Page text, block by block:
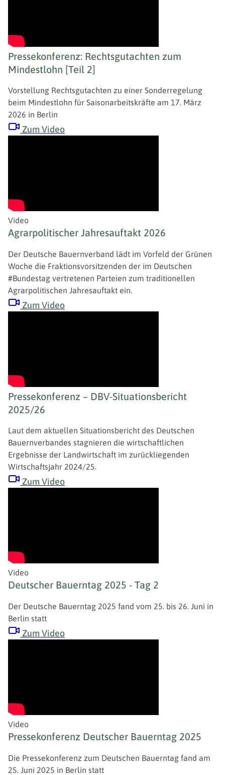
Pressekonferenz: Rechtsgutachten zum
Mindestlohn [Teil 2]
Vorstellung Rechtsgutachten zu einer Sonderregelung
beim Mindestlohn für Saisonarbeitskräfte am 17. März
2026 in Berlin
Zum Video
Video
Agrarpolitischer Jahresauftakt 2026
Der Deutsche Bauernverband lädt im Vorfeld der Grünen
Woche die Fraktionsvorsitzenden der im Deutschen
#Bundestag vertretenen Parteien zum traditionellen
Agrarpolitischen Jahresauftakt ein.
Zum Video
Pressekonferenz – DBV-Situationsbericht
2025/26
Laut dem aktuellen Situationsbericht des Deutschen
Bauernverbandes stagnieren die wirtschaftlichen
Ergebnisse der Landwirtschaft im zurückliegenden
Wirtschaftsjahr 2024/25.
Zum Video
Video
Deutscher Bauerntag 2025 - Tag 2
Der Deutsche Bauerntag 2025 fand vom 25. bis 26. Juni in
Berlin statt
Zum Video
Video
Pressekonferenz Deutscher Bauerntag 2025
Die Pressekonferenz zum Deutschen Bauerntag fand am
25. Juni 2025 in Berlin statt